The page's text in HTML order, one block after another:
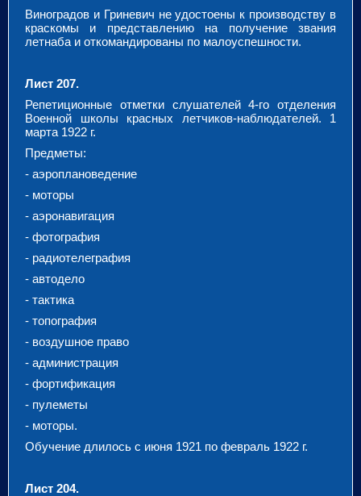
Виноградов и Гриневич не удостоены к производству в
краскомы и представлению на получение звания
летнаба и откомандированы по малоуспешности.
Лист 207.
Репетиционные отметки слушателей 4-го отделения
Военной школы красных летчиков-наблюдателей. 1
марта 1922 г.
Предметы:
- аэроплановедение
- моторы
- аэронавигация
- фотография
- радиотелеграфия
- автодело
- тактика
- топография
- воздушное право
- администрация
- фортификация
- пулеметы
- моторы.
Обучение длилось с июня 1921 по февраль 1922 г.
Лист 204.